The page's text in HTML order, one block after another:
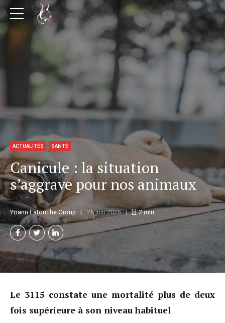
ACTUALITÉS SANTÉ
Canicule : la situation
s’aggrave pour nos animaux
Yoann Latouche Group 25 juin 2026 2min
Le 3115 constate une mortalité plus de deux
fois supérieure à son niveau habituel